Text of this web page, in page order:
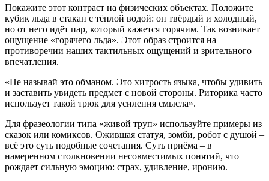
Покажите этот контраст на физических объектах. Положите
кубик льда в стакан с тёплой водой: он твёрдый и холодный,
но от него идёт пар, который кажется горячим. Так возникает
ощущение «горячего льда». Этот образ строится на
противоречии наших тактильных ощущений и зрительного
впечатления.
«Не называй это обманом. Это хитрость языка, чтобы удивить
и заставить увидеть предмет с новой стороны. Риторика часто
использует такой трюк для усиления смысла».
Для фразеологии типа «живой труп» используйте примеры из
сказок или комиксов. Ожившая статуя, зомби, робот с душой –
всё это суть подобные сочетания. Суть приёма – в
намеренном столкновении несовместимых понятий, что
рождает сильную эмоцию: страх, удивление, иронию.